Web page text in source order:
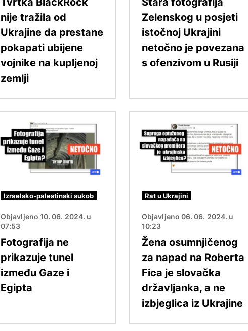
nije tražila od
Ukrajine da prestane
pokapati ubijene
vojnike na kupljenoj
zemlji
Zelenskog u posjeti
istočnoj Ukrajini
netočno je povezana
s ofenzivom u Rusiji
Izraelsko-palestinski sukob
Objavljeno 10. 06. 2024. u
07:53
Fotografija ne
prikazuje tunel
između Gaze i
Egipta
Rat u Ukrajini
Objavljeno 06. 06. 2024. u
10:23
Žena osumnjičenog
za napad na Roberta
Fica je slovačka
državljanka, a ne
izbjeglica iz Ukrajine